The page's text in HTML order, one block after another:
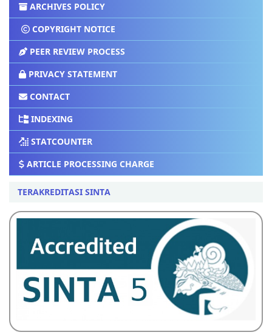
ARCHIVES POLICY
COPYRIGHT NOTICE
PEER REVIEW PROCESS
PRIVACY STATEMENT
CONTACT
INDEXING
STATCOUNTER
ARTICLE PROCESSING CHARGE
TERAKREDITASI SINTA